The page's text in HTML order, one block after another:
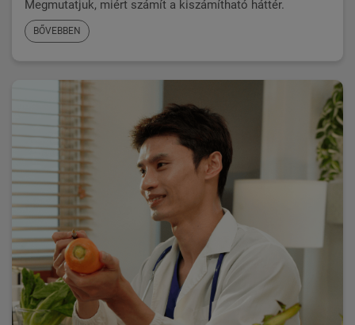
Megmutatjuk, miért számít a kiszámítható háttér.
BŐVEBBEN